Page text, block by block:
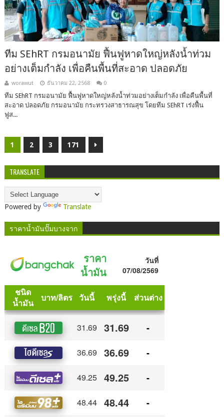
ทีม SEhRT กรมอนามัย ฟื้นฟูหาดใหญ่หลังน้ำท่วม
อย่างเต็มกำลัง เพื่อคืนพื้นที่สะอาด ปลอดภัย
worawut ธันวาคม 22, 2568 0
ทีม SEhRT กรมอนามัย ฟื้นฟูหาดใหญ่หลังน้ำท่วมอย่างเต็มกำลัง เพื่อคืนพื้นที่
สะอาด ปลอดภัย กรมอนามัย กระทรวงสาธารณสุข โดยทีม SEhRT เร่งฟื้น
ฟูส...
1 2 3 171
TRANSLATE
Powered by Translate
ราคาน้ำมันปั๊มบางจาก